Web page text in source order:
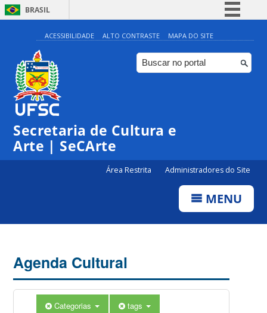
BRASIL
Simplifique!
Comunica BR
Participe
ACESSIBILIDADE ALTO CONTRASTE MAPA DO SITE
Secretaria de Cultura e
Arte | SeCArte
Área Restrita Administradores do Site
MENU
Agenda Cultural
Categorias tags